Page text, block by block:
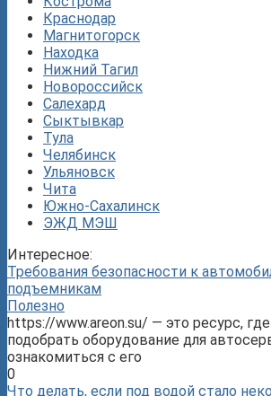
Краснодар
Магнитогорск
Находка
Нижний Тагил
Новороссийск
Салехард
Сыктывкар
Тула
Челябинск
Ульяновск
Чита
Южно-Сахалинск
ЭЖД МЭШ
Интересное:
Требования безопасности к
подъемникам
Полезно
https://www.areon.su/ — это ресурс,
подобрать оборудование для
ознакомиться с его
0
Что делать, если под водой стало